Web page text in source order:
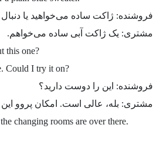
فروشنده: ژاکت ساده می‌خواهید یا
مشتری: یک ژاکت آبی ساده می‌خواهم.
this one?
Could I try it on?
فروشنده: این را دوست دارید؟
مشتری: بله، عالی است. امکان پروو
changing rooms are over there.